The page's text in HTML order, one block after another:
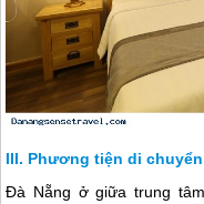
Phương tiện di
Đà Nẵng ở giữa trung